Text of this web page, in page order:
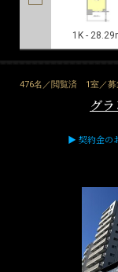
1K -
476名／閲覧済 1室／
グ
▶ 契約金の